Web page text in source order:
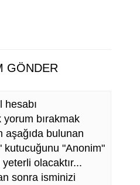
GÖNDER
hesabı
bırakmak
aşağıda bulunan
kutucuğunu "Anonim"
olacaktır...
sonra isminizi